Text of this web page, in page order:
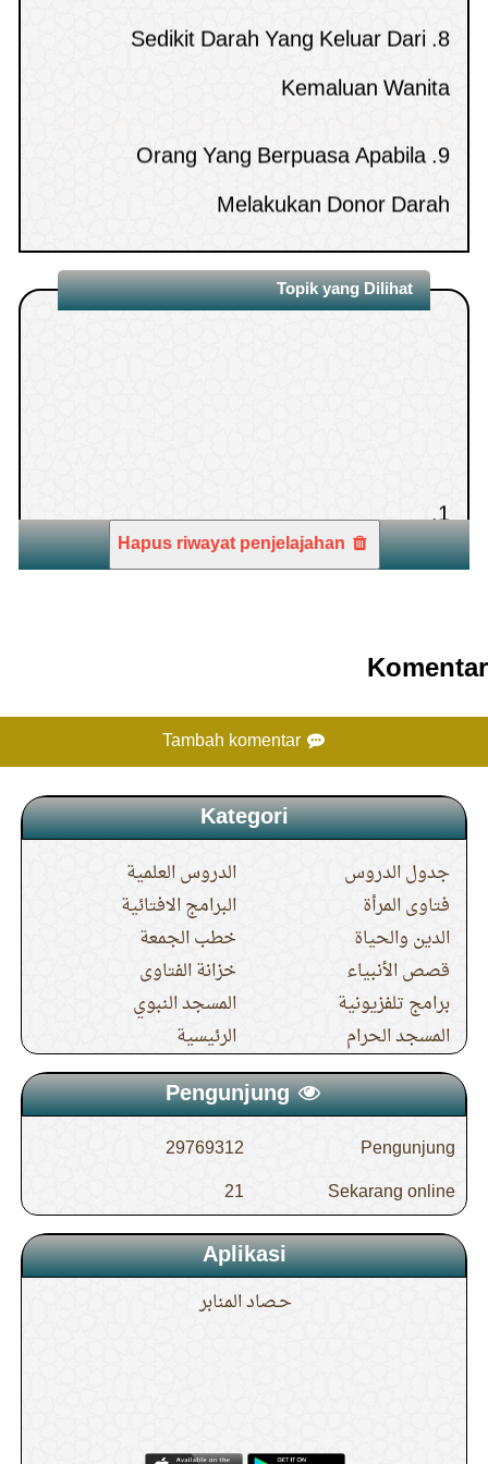
15.
MEMBACA QURAN MELALUI HP TANPA
WUDHU
Kemaluan Wanita
Melakukan Donor Darah
Zhuhur Dari Awal Waktunya
Topik yang Dilihat
Komentar
Tambah komentar
Kategori
جدول الدروس
الدروس العلمية
فتاوى المرأة
البرامج الافتائية
الدين والحياة
خطب الجمعة
قصص الأنبياء
خزانة الفتاوى
برامج تلفزيونية
المسجد النبوي
المسجد الحرام
الرئيسية
Pengunjung
Pengunjung
29769312
Sekarang online
21
Aplikasi
حـصاد المنابر